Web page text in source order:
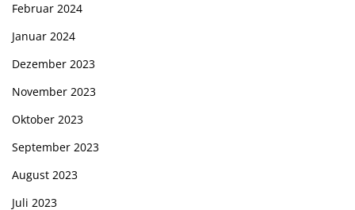
Februar 2024
Januar 2024
Dezember 2023
November 2023
Oktober 2023
September 2023
August 2023
Juli 2023